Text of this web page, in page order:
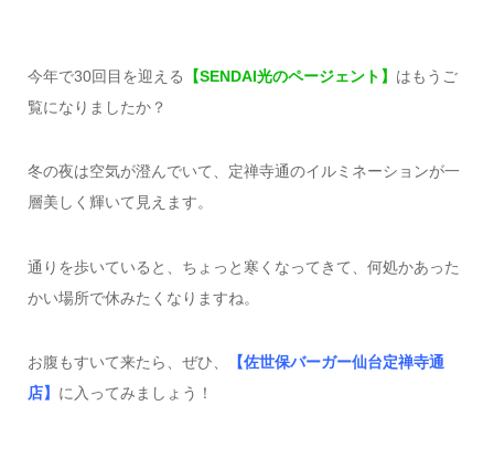
今年で30回目を迎える 【SENDAI光のページェント】 はもうご
覧になりましたか？
冬の夜は空気が澄んでいて、定禅寺通のイルミネーションが一
層美しく輝いて見えます。
通りを歩いていると、ちょっと寒くなってきて、何処かあった
かい場所で休みたくなりますね。
お腹もすいて来たら、ぜひ、
【佐世保バーガー仙台定禅寺通
店】 に入ってみましょう！